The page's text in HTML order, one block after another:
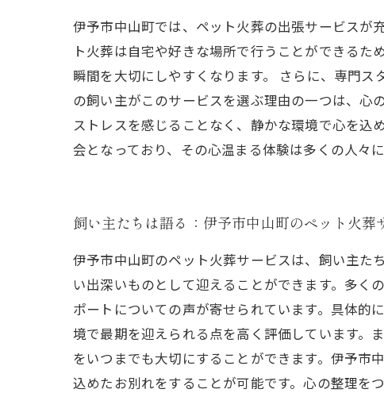
伊予市中山町では、ペット火葬の出張サービスが
ト火葬は自宅や好きな場所で行うことができる
瞬間を大切にしやすくなります。 さらに、専門
の飼い主がこのサービスを選ぶ理由の一つは、心
ストレスを感じることなく、静かな環境で心を込
会となっており、その心温まる体験は多くの人々
飼い主たちは語る：伊予市中山町のペット火葬
伊予市中山町のペット火葬サービスは、飼い主た
い出深いものとして迎えることができます。多く
ポートについての声が寄せられています。具体的
境で最期を迎えられる点を高く評価しています。
をいつまでも大切にすることができます。伊予市
込めたお別れをすることが可能です。心の整理を